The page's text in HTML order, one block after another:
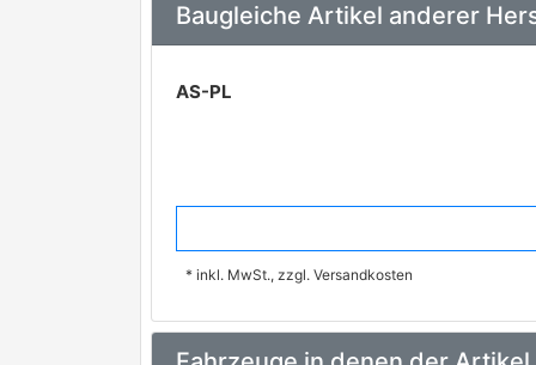
Baugleiche Artikel anderer
AS-PL
* inkl. MwSt., zzgl. Versandkosten